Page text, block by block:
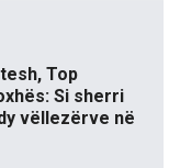
Top
Si sherri
vëllezërve në